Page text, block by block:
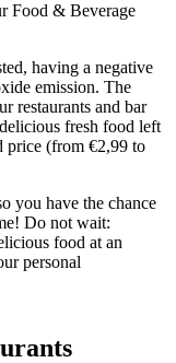
Food & Beverage
having a negative
emission. The
restaurants and bar
fresh food left
price (from €2,99 to
you have the chance
Do not wait:
food at an
personal